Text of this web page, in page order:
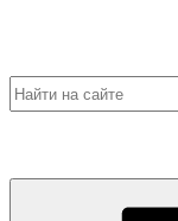
Поиск